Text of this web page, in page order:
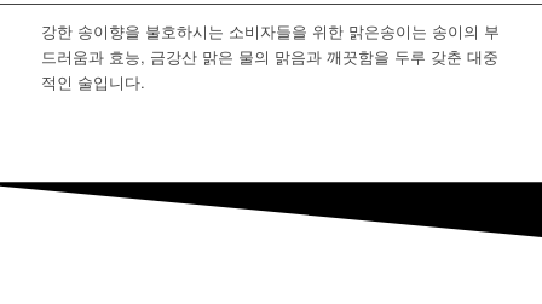
강한 송이향을 불호하시는 소비자들을 위한 맑은송이는 송이의 부
드러움과 효능, 금강산 맑은 물의 맑음과 깨끗함을 두루 갖춘 대중
적인 술입니다.